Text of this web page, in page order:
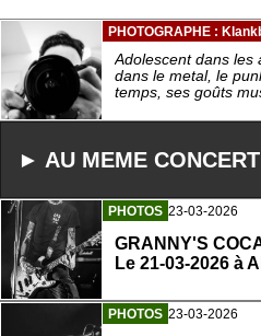
PHOTOGRAPHE :
Adolescent dans les
dans le metal, le
temps, ses goûts
► AU MEME CONCERT
PHOTOS 23-03-2026
GRANNY'S
Le 21-03-2026 à
PHOTOS 23-03-2026